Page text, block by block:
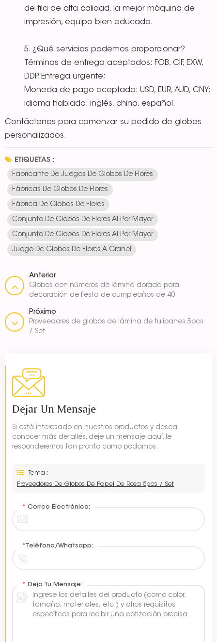
de fila de alta calidad, la mejor máquina de
impresión, equipo bien educado.
5. ¿Qué servicios podemos proporcionar?
Términos de entrega aceptados: FOB, CIF, EXW,
DDP, Entrega urgente;
Moneda de pago aceptada: USD, EUR, AUD, CNY;
Idioma hablado: inglés, chino, español.
Contáctenos para comenzar su pedido de globos
personalizados.
ETIQUETAS :
Fabricante De Juegos De Globos De Flores
Fábricas De Globos De Flores
Fábrica De Globos De Flores
Conjunto De Globos De Flores Al Por Mayor
Conjunto De Globos De Flores Al Por Mayor
Juego De Globos De Flores A Granel
Anterior
Globos con números de lámina dorada para
decoración de fiesta de cumpleaños de 40
Próximo
Proveedores de globos de lámina de tulipanes 5pcs
/ Set
Dejar Un Mensaje
Si está interesado en nuestros productos y desea
conocer más detalles, deje un mensaje aquí, le
responderemos tan pronto como podamos.
Tema :
Proveedores De Globos De Papel De Rosa 5pcs / Set
* Correo Electrónico:
* Teléfono/Whatsapp:
* Deja Tu Mensaje: